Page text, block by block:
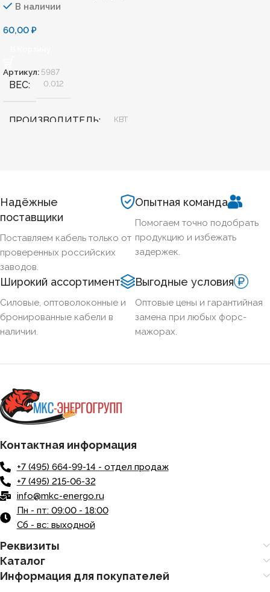
В наличии
60,00 ₽
Артикул: 5987
ВЕС 0,012
ПРОИЗВОДИТЕЛЬ КВТ
Надёжные
поставщики
Поставляем кабель только от
проверенных российских
заводов.
Опытная команда
Помогаем точно подобрать
продукцию и избежать
задержек.
Широкий ассортимент
Силовые, оптоволоконные и
бронированные кабели в
наличии.
Выгодные условия
Оптовые цены и гарантийная
замена при любых форс-
мажорах.
Контактная информация
+7 (495) 664-99-14 - отдел продаж
+7 (495) 215-06-32
info@mkc-energo.ru
Пн - пт: 09:00 - 18:00
Сб - вс: выходной
Реквизиты
Каталог
Информация для покупателей